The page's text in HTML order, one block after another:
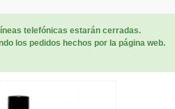
telefónicas estarán cerradas.
los pedidos hechos por la página web.